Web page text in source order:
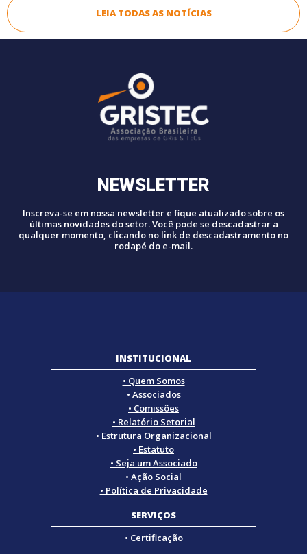
LEIA TODAS AS NOTÍCIAS
NEWSLETTER
Inscreva-se em nossa newsletter e fique atualizado sobre os
últimas novidades do setor. Você pode se descadastrar a
qualquer momento, clicando no link de descadastramento no
rodapé do e-mail.
INSTITUCIONAL
• Quem Somos
• Associados
• Comissões
• Relatório Setorial
• Estrutura Organizacional
• Estatuto
• Seja um Associado
• Ação Social
• Política de Privacidade
SERVIÇOS
• Certificação